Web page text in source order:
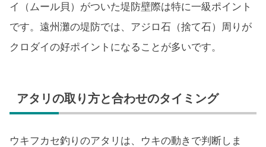
イ（ムール貝）がついた堤防壁際は特に一級ポイント
です。遠州灘の堤防では、アジロ石（捨て石）周りが
クロダイの好ポイントになることが多いです。
アタリの取り方と合わせのタイミング
ウキフカセ釣りのアタリは、ウキの動きで判断しま